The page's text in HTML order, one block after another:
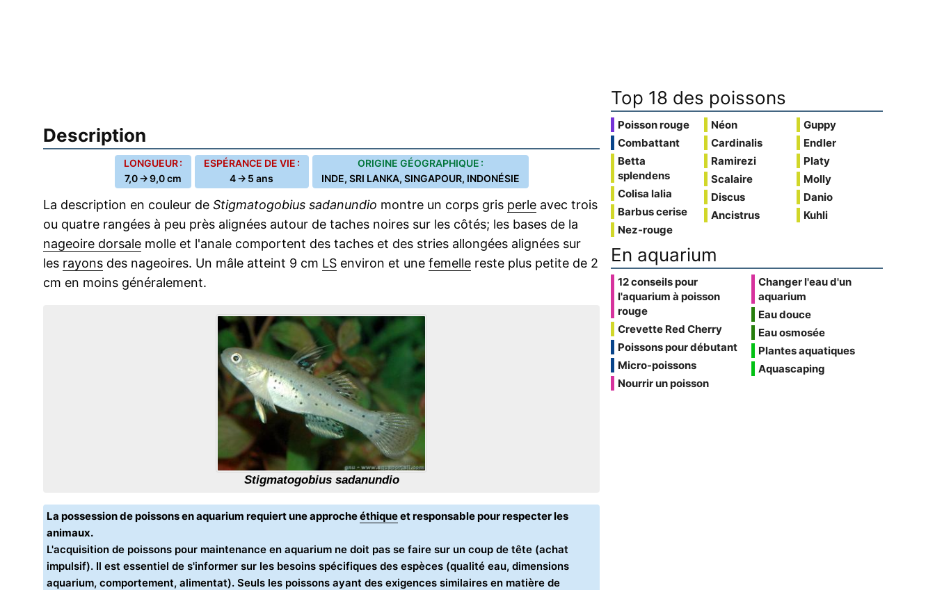
Description
LONGUEUR :
7,0 → 9,0 cm
ESPÉRANCE DE VIE :
4 → 5 ans
ORIGINE GÉOGRAPHIQUE :
INDE, SRI LANKA, SINGAPOUR, INDONÉSIE
La description en couleur de Stigmatogobius sadanundio montre un corps gris perle avec trois
ou quatre rangées à peu près alignées autour de taches noires sur les côtés; les bases de la
nageoire dorsale molle et l'anale comportent des taches et des stries allongées alignées sur
les rayons des nageoires. Un mâle atteint 9 cm LS environ et une femelle reste plus petite de 2
cm en moins généralement.
Stigmatogobius sadanundio
La possession de poissons en aquarium requiert une approcheéthiqueet responsable pour respecter les
animaux.
L'acquisition de poissons pour maintenance en aquarium ne doit pas se faire sur un coup de tête (achat
impulsif). Il est essentiel de s'informer sur les besoins spécifiques des espèces (qualité eau, dimensions
aquarium, comportement, alimentat). Seuls les poissons ayant des exigences similaires en matière de
Top 18 des poissons
Poisson rouge
Combattant
Betta
splendens
Colisa lalia
Barbus cerise
Nez-rouge
Néon
Cardinalis
Ramirezi
Scalaire
Discus
Ancistrus
Guppy
Endler
Platy
Molly
Danio
Kuhli
En aquarium
12 conseils pour
l'aquarium à poisson
rouge
Crevette Red Cherry
Poissons pour débutant
Micro-poissons
Nourrir un poisson
Changer l'eau d'un
aquarium
Eau douce
Eau osmosée
Plantes aquatiques
Aquascaping